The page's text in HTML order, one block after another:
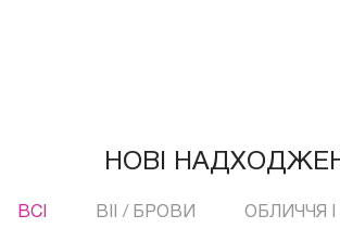
НОВІ
ВСI ВІЇ / БРОВИ ОБЛИЧЧЯ І